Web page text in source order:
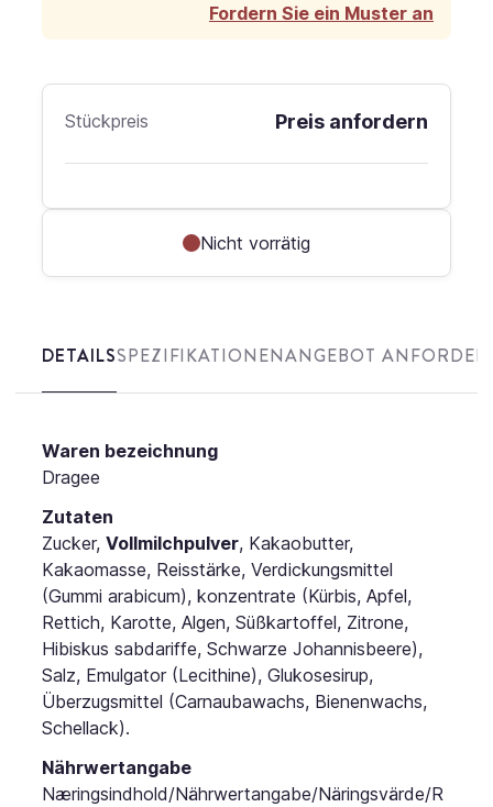
Fordern Sie ein Muster an
DETAILSSPEZIFIKATIONENANGEBOT
Waren bezeichnung
Dragee
Zutaten
Zucker, Vollmilchpulver, Kakaobutter,
Kakaomasse, Reisstärke, Verdickungsmittel
(Gummi arabicum), konzentrate (Kürbis, Apfel,
Rettich, Karotte, Algen, Süßkartoffel, Zitrone,
Hibiskus sabdariffe, Schwarze Johannisbeere),
Salz, Emulgator (Lecithine), Glukosesirup,
Überzugsmittel (Carnaubawachs, Bienenwachs,
Schellack).
Nährwertangabe
Næringsindhold/Nährwertangabe/Näringsvärde/R
Stückpreis Preis anfordern
Nicht vorrätig